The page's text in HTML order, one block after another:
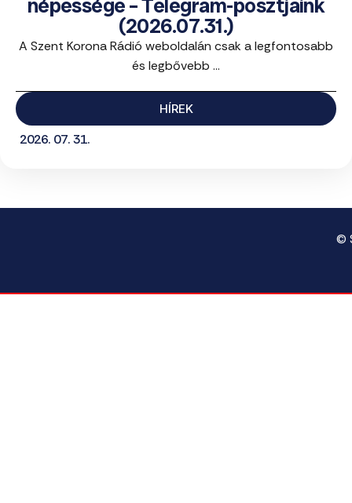
népessége – Telegram-posztjaink
(2026.07.31.)
A Szent Korona Rádió weboldalán csak a legfontosabb
és legbővebb ...
HÍREK
2026. 07. 31.
©